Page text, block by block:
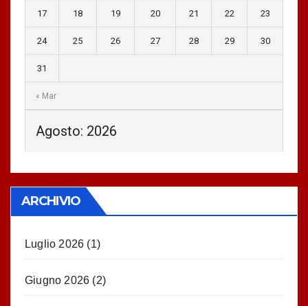
Agosto: 2026
« Mar
17 18 19 20 21 22 23
24 25 26 27 28 29 30
31
ARCHIVIO
Luglio 2026 (1)
Giugno 2026 (2)